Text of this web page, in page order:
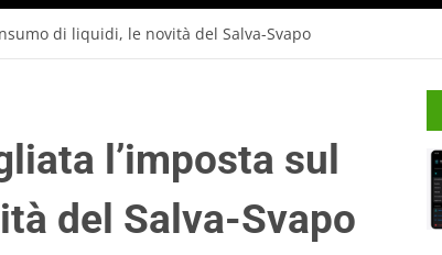
di liquidi, le novità del Salva-Svapo
l’imposta sul
del Salva-Svapo